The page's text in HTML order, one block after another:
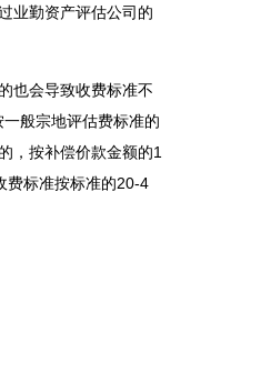
业勤资产评估公司的
也会导致收费标准不
般宗地评估费标准的
，按补偿价款金额的1
费标准按标准的20-4